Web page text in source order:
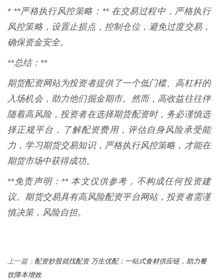
* **严格执行风控策略：** 在交易过程中，严格执行
风控策略，设置止损点，控制仓位，避免过度交易，
确保资金安全。
**总结：**
期货配资网站为投资者提供了一个低门槛、高杠杆的
入场机会，助力他们掘金期市。然而，高收益往往伴
随着高风险，投资者在选择期货配资时，务必谨慎选
择正规平台，了解配资费用，评估自身风险承受能
力，学习期货交易知识，严格执行风控策略，才能在
期货市场中获得成功。
**免责声明：** 本文仅供参考，不构成任何投资建
议。期货交易具有高风险配资平台网站，投资者需谨
慎决策，风险自担。
上一篇： 配资炒股就找配资 万生优配：一站式食材供应链，助力餐
饮降本增效